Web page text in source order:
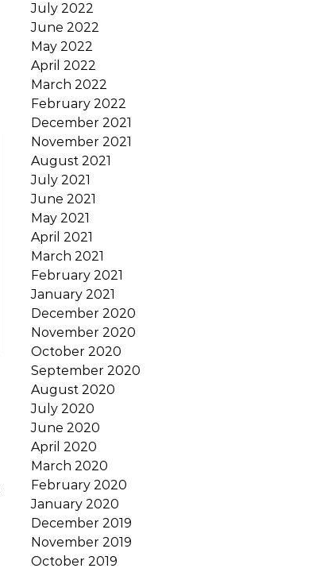
July 2022
June 2022
May 2022
April 2022
March 2022
February 2022
December 2021
November 2021
August 2021
July 2021
June 2021
May 2021
April 2021
March 2021
February 2021
January 2021
December 2020
November 2020
October 2020
September 2020
August 2020
July 2020
June 2020
April 2020
March 2020
February 2020
January 2020
December 2019
November 2019
October 2019